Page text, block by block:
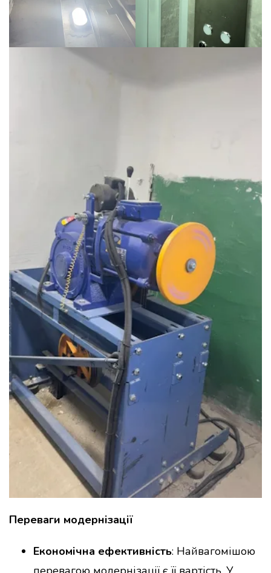
Переваги модернізації
Економічна ефективність: Найвагомішою